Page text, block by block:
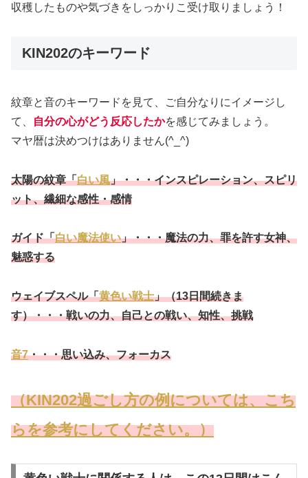
収穫したものや気づきをしっかりこ受け取りましょう！
KIN202のキーワード
紋章と音のキーワードを見て、ご自分なりにイメージし
て、
自分の心がどう反応したかを感じてみましょう。
マヤ暦は決めつけはありません(^_^)
太陽の紋章「白い風」・・・インスピレーション、スピリ
ット、繊細な感性・感情
ガイド「白い魔法使い」・・・魔法の力、罪を許す女神、
魅惑する
ウェイブスペル「黄色い戦士」（13日間続きま
す）・・・戦いの力、自己との戦い、知性、挑戦
音7・・・思い込み、フォーカス
（KIN202過ごし方の例については、こち
らを参考にしてください。）